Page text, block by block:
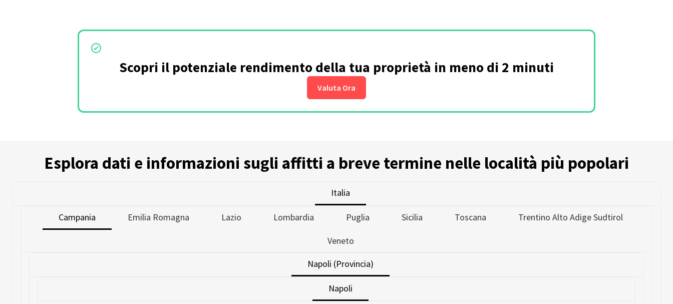
Scopri il potenziale rendimento della tua proprietà in meno di 2 minuti
Valuta Ora
Esplora dati e informazioni sugli affitti a breve termine nelle località più popolari
Italia
Campania Emilia Romagna Lazio Lombardia Puglia Sicilia Toscana Trentino Alto Adige Sudtirol
Veneto
Napoli (Provincia)
Napoli